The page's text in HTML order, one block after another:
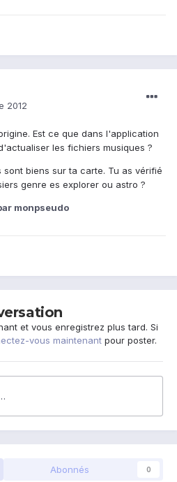
2012
Est ce que dans l'application
les fichiers musiques ?
biens sur ta carte. Tu as vérifié
genre es explorer ou astro ?
monpseudo
et vous enregistrez plus tard. Si
vous maintenant pour poster.
Abonnés 0